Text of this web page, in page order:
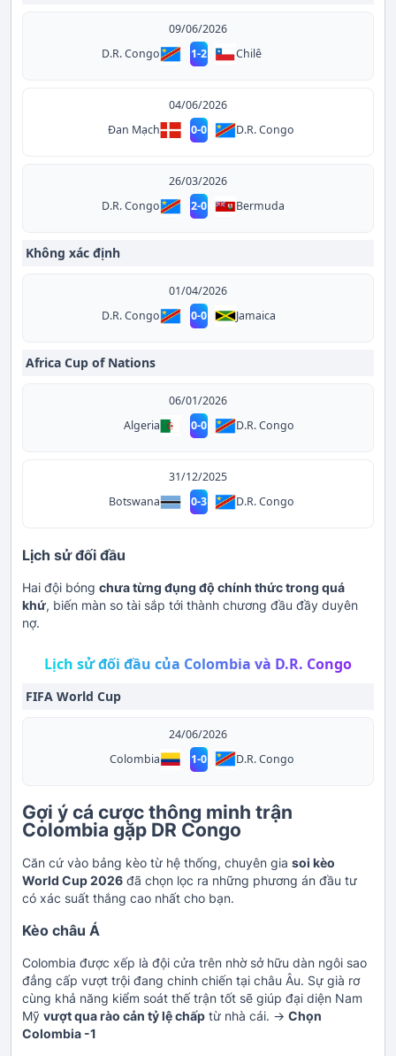
09/06/2026
D.R. Congo
1-2 Chilê
04/06/2026
Đan Mạch
0-0 D.R. Congo
26/03/2026
D.R. Congo
2-0 Bermuda
Không xác định
01/04/2026
D.R. Congo
0-0 Jamaica
Africa Cup of Nations
06/01/2026
Algeria
0-0 D.R. Congo
31/12/2025
Botswana
0-3 D.R. Congo
Lịch sử đối đầu
Hai đội bóng chưa từng đụng độ chính thức trong quá
khứ, biến màn so tài sắp tới thành chương đầu đầy duyên
nợ.
Lịch sử đối đầu của Colombia và D.R. Congo
FIFA World Cup
24/06/2026
Colombia
1-0 D.R. Congo
Gợi ý cá cược thông minh trận
Colombia gặp DR Congo
Căn cứ vào bảng kèo từ hệ thống, chuyên gia soi kèo
World Cup 2026 đã chọn lọc ra những phương án đầu tư
có xác suất thắng cao nhất cho bạn.
Kèo châu Á
Colombia được xếp là đội cửa trên nhờ sở hữu dàn ngôi sao
đẳng cấp vượt trội đang chinh chiến tại châu Âu. Sự già rơ
cùng khả năng kiểm soát thế trận tốt sẽ giúp đại diện Nam
Mỹ vượt qua rào cản tỷ lệ chấp từ nhà cái. -> Chọn
Colombia -1